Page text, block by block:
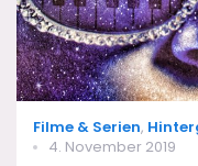
Categories
Filme & Serien,
Posted
4. November 2019